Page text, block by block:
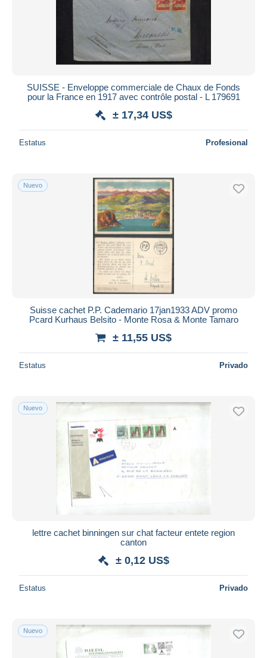
SUISSE - Enveloppe commerciale de Chaux de Fonds
pour la France en 1917 avec contrôle postal - L 179691
± 17,34 US$
Estatus Profesional
Nuevo
Suisse cachet P.P. Cademario 17jan1933 ADV promo
Pcard Kurhaus Belsito - Monte Rosa & Monte Tamaro
± 11,55 US$
Estatus Privado
Nuevo
lettre cachet binningen sur chat facteur entete region
canton
± 0,12 US$
Estatus Privado
Nuevo